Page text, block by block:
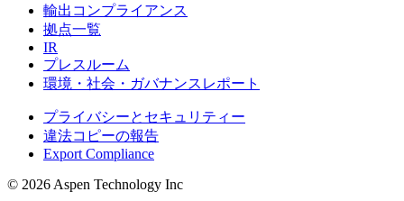
輸出コンプライアンス
拠点一覧
IR
プレスルーム
環境・社会・ガバナンスレポート
プライバシーとセキュリティー
違法コピーの報告
Export Compliance
© 2026 Aspen Technology Inc